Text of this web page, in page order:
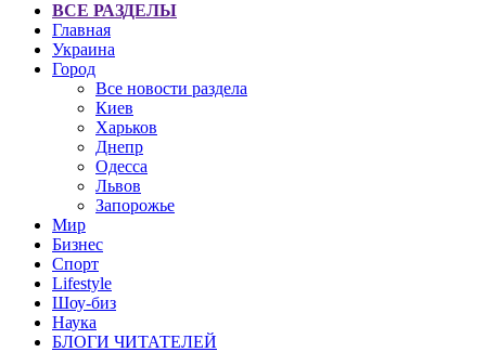
ВСЕ РАЗДЕЛЫ
Главная
Украина
Город
Все новости раздела
Киев
Харьков
Днепр
Одесса
Львов
Запорожье
Мир
Бизнес
Спорт
Lifestyle
Шоу-биз
Наука
БЛОГИ ЧИТАТЕЛЕЙ